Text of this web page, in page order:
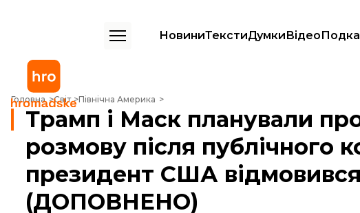
НовиниТекстиДумкиВідео
Головна Світ Північна Америка
Трамп і Маск планували провести телефонну розмову після публічного
Трамп і Маск планували
розмову після публічного
президент США
(ДОПОВНЕНО)